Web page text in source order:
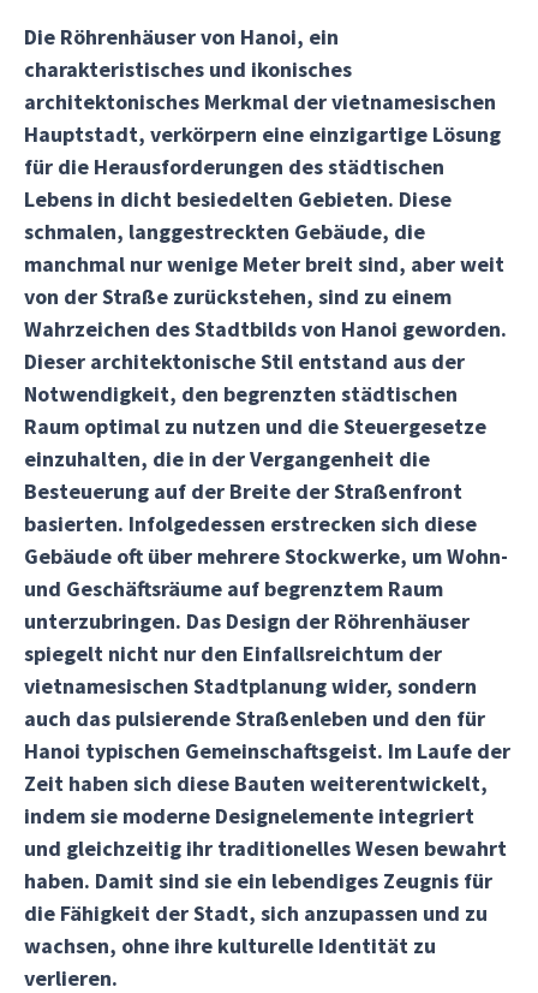
Die Röhrenhäuser von Hanoi, ein
charakteristisches und ikonisches
architektonisches Merkmal der vietnamesischen
Hauptstadt, verkörpern eine einzigartige Lösung
für die Herausforderungen des städtischen
Lebens in dicht besiedelten Gebieten. Diese
schmalen, langgestreckten Gebäude, die
manchmal nur wenige Meter breit sind, aber weit
von der Straße zurückstehen, sind zu einem
Wahrzeichen des Stadtbilds von Hanoi geworden.
Dieser architektonische Stil entstand aus der
Notwendigkeit, den begrenzten städtischen
Raum optimal zu nutzen und die Steuergesetze
einzuhalten, die in der Vergangenheit die
Besteuerung auf der Breite der Straßenfront
basierten. Infolgedessen erstrecken sich diese
Gebäude oft über mehrere Stockwerke, um Wohn-
und Geschäftsräume auf begrenztem Raum
unterzubringen. Das Design der Röhrenhäuser
spiegelt nicht nur den Einfallsreichtum der
vietnamesischen Stadtplanung wider, sondern
auch das pulsierende Straßenleben und den für
Hanoi typischen Gemeinschaftsgeist. Im Laufe der
Zeit haben sich diese Bauten weiterentwickelt,
indem sie moderne Designelemente integriert
und gleichzeitig ihr traditionelles Wesen bewahrt
haben. Damit sind sie ein lebendiges Zeugnis für
die Fähigkeit der Stadt, sich anzupassen und zu
wachsen, ohne ihre kulturelle Identität zu
verlieren.